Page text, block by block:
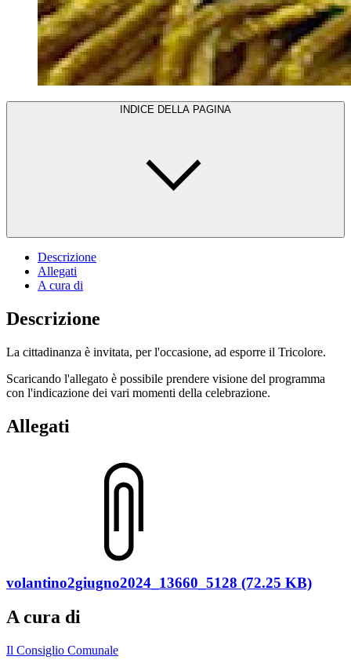
INDICE DELLA PAGINA
Descrizione
Allegati
A cura di
Descrizione
La cittadinanza è invitata, per l'occasione, ad esporre il Tricolore.
Scaricando l'allegato è possibile prendere visione del programma
con l'indicazione dei vari momenti della celebrazione.
Allegati
volantino2giugno2024_13660_5128 (72.25 KB)
A cura di
Il Consiglio Comunale